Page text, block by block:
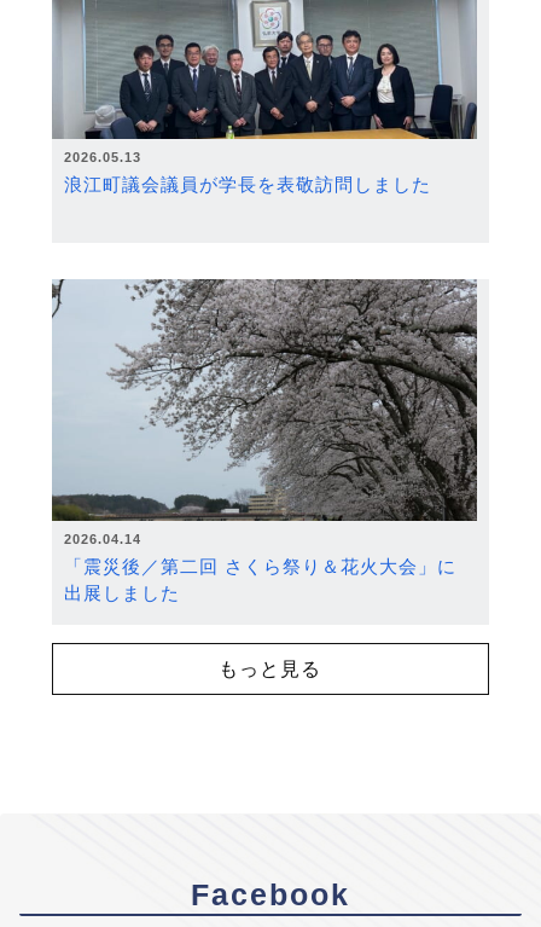
2026.05.13
浪江町議会議員が学長を表敬訪問しました
2026.04.14
「震災後／第二回 さくら祭り＆花火大会」に
出展しました
もっと見る
Facebook